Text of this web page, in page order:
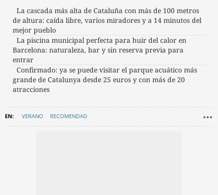
La cascada más alta de Cataluña con más de 100 metros
de altura: caída libre, varios miradores y a 14 minutos del
mejor pueblo
La piscina municipal perfecta para huir del calor en
Barcelona: naturaleza, bar y sin reserva previa para
entrar
Confirmado: ya se puede visitar el parque acuático más
grande de Catalunya desde 25 euros y con más de 20
atracciones
VERANO RECOMENDAD